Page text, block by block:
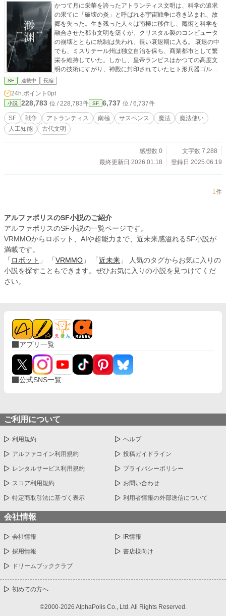
かつて月に栄華を誇ったアトランティス文明は、科学の追求
の果てに「破壊の炎」と呼ばれる宇宙戦争に巻き込まれ、故
郷を失った。生き残った人々は南極に移住し、魔術と科学を
融合させた都市文明を築くが、クリスタル製のコンピュータ
の崩壊とともに統制は失われ、長い衰退期に入る。 衰退の中
でも、ミスリテール州は独立自治を保ち、商業都市として繁
栄を維持していた。しかし、皇帝ランビスはかつての高度文
明の技術にすがり、神殿に封印されていたヒト形兵器ゴルゴ
ットの卵を発掘する。 孵化すれば文明を滅ぼす可能性を秘め
たゴルゴットに対し、主人公コタルたちは氷魔法で封じよう
とする。文明復興を願う皇帝と、世界を守ろうとするコタル
たち――衝突は避けられず、南極の地で壮絶な争奪戦が始ま
る。
SF 連載中 長編
24h.ポイント 0pt
小説 228,783 位 / 228,783件 SF 6,737 位 / 6,737件
SF 戦争 アトランティス 南極 サスペンス 魔法
魔法使い
人工知能
古代文明
感想数 0
文字数 7,288
最終更新日 2026.01.18
登録日 2025.06.19
1件
アルファポリスのSF小説のご紹介
アルファポリスのSF小説の一覧ページです。
VRMMOからロボット、AIや超能力まで、近未来感溢れるSF小説が
満載です。
「 ロボット 」 「 VRMMO 」 「 近未来 」 人気のタグからお気に入りの
小説を探すこともできます。ぜひお気に入りの小説を見つけてくだ
さい。
アプリ一覧
公式SNS一覧
ご利用について
利用規約 ヘルプ
アルファコイン利用規約 投稿ガイドライン
レンタルサービス利用規約 プライバシーポリシー
スコア利用規約 お問い合わせ
特定商取引法に基づく表示 利用者情報の外部送信について
会社情報
会社情報 IR情報
採用情報 書店様向け
ドリームブッククラブ
初めての方へ
©2000-2026 AlphaPolis Co., Ltd. All Rights Reserved.